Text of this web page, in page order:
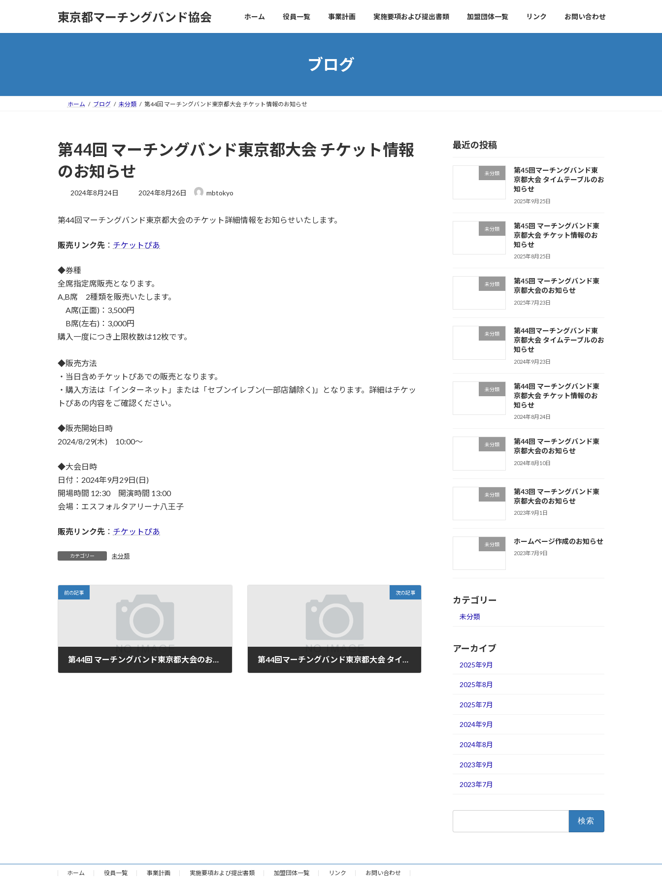
東京都マーチングバンド協会 ホーム 役員一覧 事業計画 実施要項および提出書類 加盟団体一覧 リンク お問い合わせ
ブログ
ホーム ブログ 未分類 第44回 マーチングバンド東京都大会 チケット情報のお知らせ
第44回 マーチングバンド東京都大会 チケット情報
のお知らせ
2024年8月24日
最
新
:
2024年8月26日 mbtokyo
第44回マーチングバンド東京都大会のチケット詳細情報をお知らせいたします。
販売リンク先 ： チケットぴあ
◆券種
全席指定席販売となります。
A,B席 2種類を販売いたします。
A席(正面)：3,500円
B席(左右)：3,000円
購入一度につき上限枚数は12枚です。
◆販売方法
・当日含めチケットぴあでの販売となります。
・購入方法は「インターネット」または「セブンイレブン(一部店舗除く)」となります。詳細はチケッ
トぴあの内容をご確認ください。
◆販売開始日時
2024/8/29(木) 10:00～
◆大会日時
日付：2024年9月29日(日)
開場時間 12:30 開演時間 13:00
会場：エスフォルタアリーナ八王子
販売リンク先 ： チケットぴあ
カテゴリー 未分類
前の記事
第44回 マーチングバンド東京都大会のお知らせ
次の記事
第44回マーチングバンド東京都大会 タイムテーブルのお知らせ
最近の投稿
未分類
第45回マーチングバンド東
京都大会 タイムテーブルのお
知らせ
2025年9月25日
未分類
第45回 マーチングバンド東
京都大会 チケット情報のお
知らせ
2025年8月25日
未分類
第45回 マーチングバンド東
京都大会のお知らせ
2025年7月23日
未分類
第44回マーチングバンド東
京都大会 タイムテーブルのお
知らせ
2024年9月23日
未分類
第44回 マーチングバンド東
京都大会 チケット情報のお
知らせ
2024年8月24日
未分類
第44回 マーチングバンド東
京都大会のお知らせ
2024年8月10日
未分類
第43回 マーチングバンド東
京都大会のお知らせ
2023年9月1日
未分類 ホームページ作成のお知らせ
2023年7月9日
カテゴリー
未分類
アーカイブ
2025年9月
2025年8月
2025年7月
2024年9月
2024年8月
2023年9月
2023年7月
ホーム 役員一覧 事業計画 実施要項および提出書類 加盟団体一覧 リンク お問い合わせ